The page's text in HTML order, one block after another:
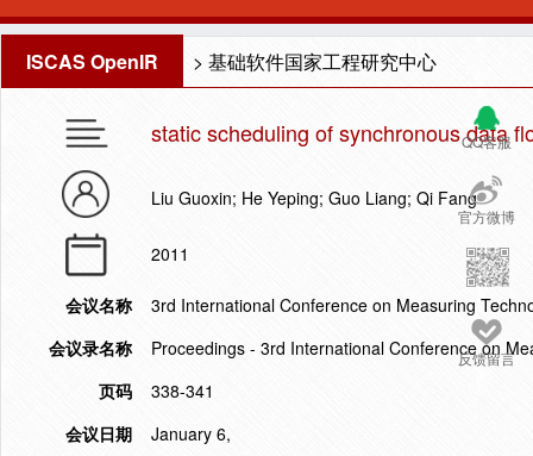
ISCAS OpenIR > 基础软件国家工程研究中心
QQ客服
官方微博
反馈留言
static scheduling of synchronous data
Liu Guoxin; He Yeping; Guo Liang; Qi Fang
2011
会议名称
3rd International Conference on Measuring
会议录名称
Proceedings - 3rd International Conference on
页码
338-341
会议日期
January 6,